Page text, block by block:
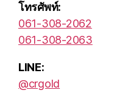
โทรศัพท์:
061-308-2062
061-308-2063
LINE:
@crgold